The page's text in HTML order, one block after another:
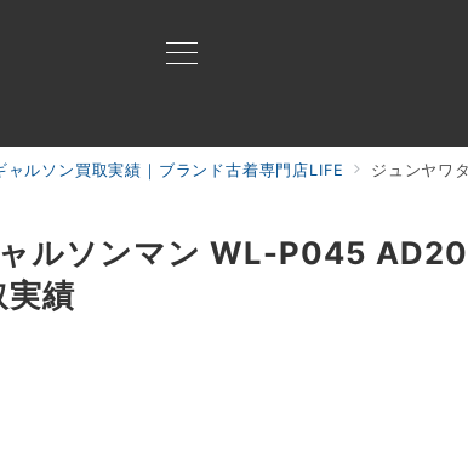
ャルソン買取実績｜ブランド古着専門店LIFE ジュンヤワタナベ
ルソンマン WL-P045
実績